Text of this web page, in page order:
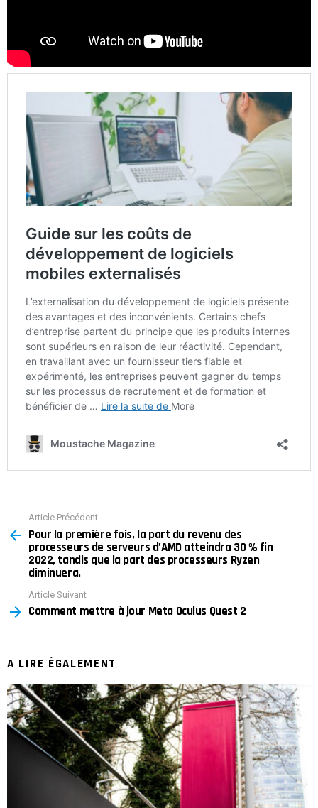
more
Article Précédent
Pour la première fois, la part du revenu des
processeurs de serveurs d’AMD atteindra 30 % fin
2022, tandis que la part des processeurs Ryzen
diminuera.
Article Suivant
Comment mettre à jour Meta Oculus Quest 2
A LIRE ÉGALEMENT